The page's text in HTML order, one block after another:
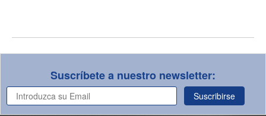
Suscríbete a nuestro newsletter:
Suscribirse